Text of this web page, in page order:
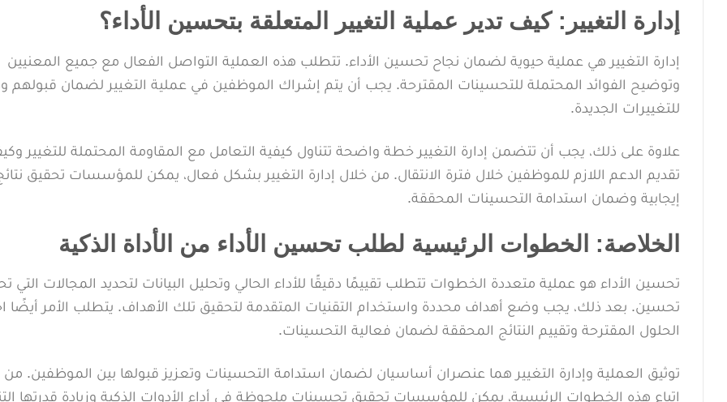
إدارة التغيير: كيف تدير عملية التغيير المتعلقة بتحسين الأداء؟
إدارة التغيير هي عملية حيوية لضمان نجاح تحسين الأداء. تتطلب هذه العملية التواصل الفعال مع جميع المعنيين
وتوضيح الفوائد المحتملة للتحسينات المقترحة. يجب أن يتم إشراك الموظفين في عملية التغيير لضمان قبولهم
للتغييرات الجديدة.
علاوة على ذلك، يجب أن تتضمن إدارة التغيير خطة واضحة تتناول كيفية التعامل مع المقاومة المحتملة للتغيير
تقديم الدعم اللازم للموظفين خلال فترة الانتقال. من خلال إدارة التغيير بشكل فعال، يمكن للمؤسسات تحقيق
إيجابية وضمان استدامة التحسينات المحققة.
الخلاصة: الخطوات الرئيسية لطلب تحسين الأداء من الأداة الذكية
تحسين الأداء هو عملية متعددة الخطوات تتطلب تقييمًا دقيقًا للأداء الحالي وتحليل البيانات لتحديد المجالات التي
تحسين. بعد ذلك، يجب وضع أهداف محددة واستخدام التقنيات المتقدمة لتحقيق تلك الأهداف. يتطلب الأمر أيضًا
الحلول المقترحة وتقييم النتائج المحققة لضمان فعالية التحسينات.
توثيق العملية وإدارة التغيير هما عنصران أساسيان لضمان استدامة التحسينات وتعزيز قبولها بين الموظفين. من
اتباع هذه الخطوات الرئيسية، يمكن للمؤسسات تحقيق تحسينات ملحوظة في أداء الأدوات الذكية وزيادة قدرتها